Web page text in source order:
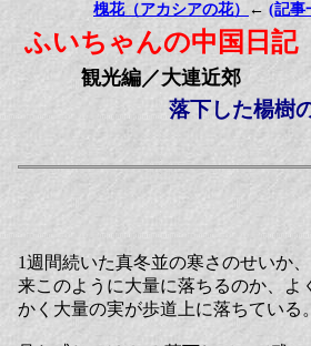
槐花（アカシアの花） ← (記事
ふいちゃんの中国日記
観光編／大連近郊
落下した楊樹
1週間続いた真冬並の寒さのせいか
来このように大量に落ちるのか、よ
かく大量の実が歩道上に落ちている。